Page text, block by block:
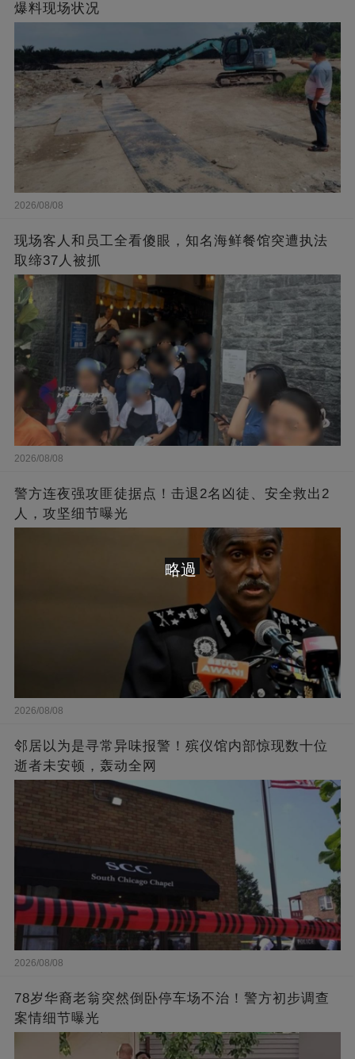
爆料现场状况
2026/08/08
现场客人和员工全看傻眼，知名海鲜餐馆突遭执法
取缔37人被抓
2026/08/08
警方连夜强攻匪徒据点！击退2名凶徒、安全救出2
人，攻坚细节曝光
2026/08/08
邻居以为是寻常异味报警！殡仪馆内部惊现数十位
逝者未安顿，轰动全网
2026/08/08
78岁华裔老翁突然倒卧停车场不治！警方初步调查
案情细节曝光
略過